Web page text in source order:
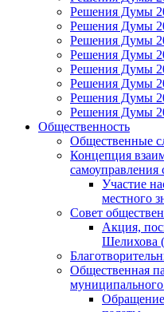
Решения Думы
Решения Думы
Решения Думы
Решения Думы
Решения Думы
Решения Думы
Решения Думы
Решения Думы
Общественность
Общественные
Концепция
самоуправления
Участие
местного
Совет
Акция,
Шелихова
Общественная